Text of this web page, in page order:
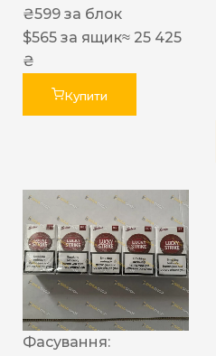
₴599 за блок
$565 за ящик≈ 25 425
₴
Купити
Фасування: